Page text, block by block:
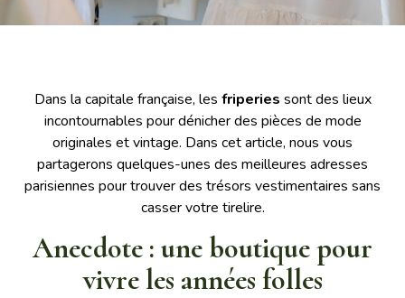
Dans la capitale française, les friperies sont des lieux
incontournables pour dénicher des pièces de mode
originales et vintage. Dans cet article, nous vous
partagerons quelques-unes des meilleures adresses
parisiennes pour trouver des trésors vestimentaires sans
casser votre tirelire.
Anecdote : une boutique pour
vivre les années folles